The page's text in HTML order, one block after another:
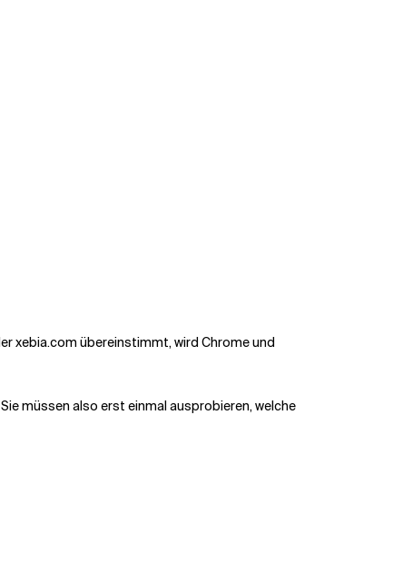
xebia.com übereinstimmt, wird Chrome und
müssen also erst einmal ausprobieren, welche